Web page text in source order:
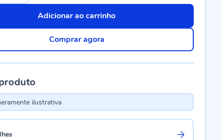
Adicionar ao carrinho
Comprar agora
ilustrativa